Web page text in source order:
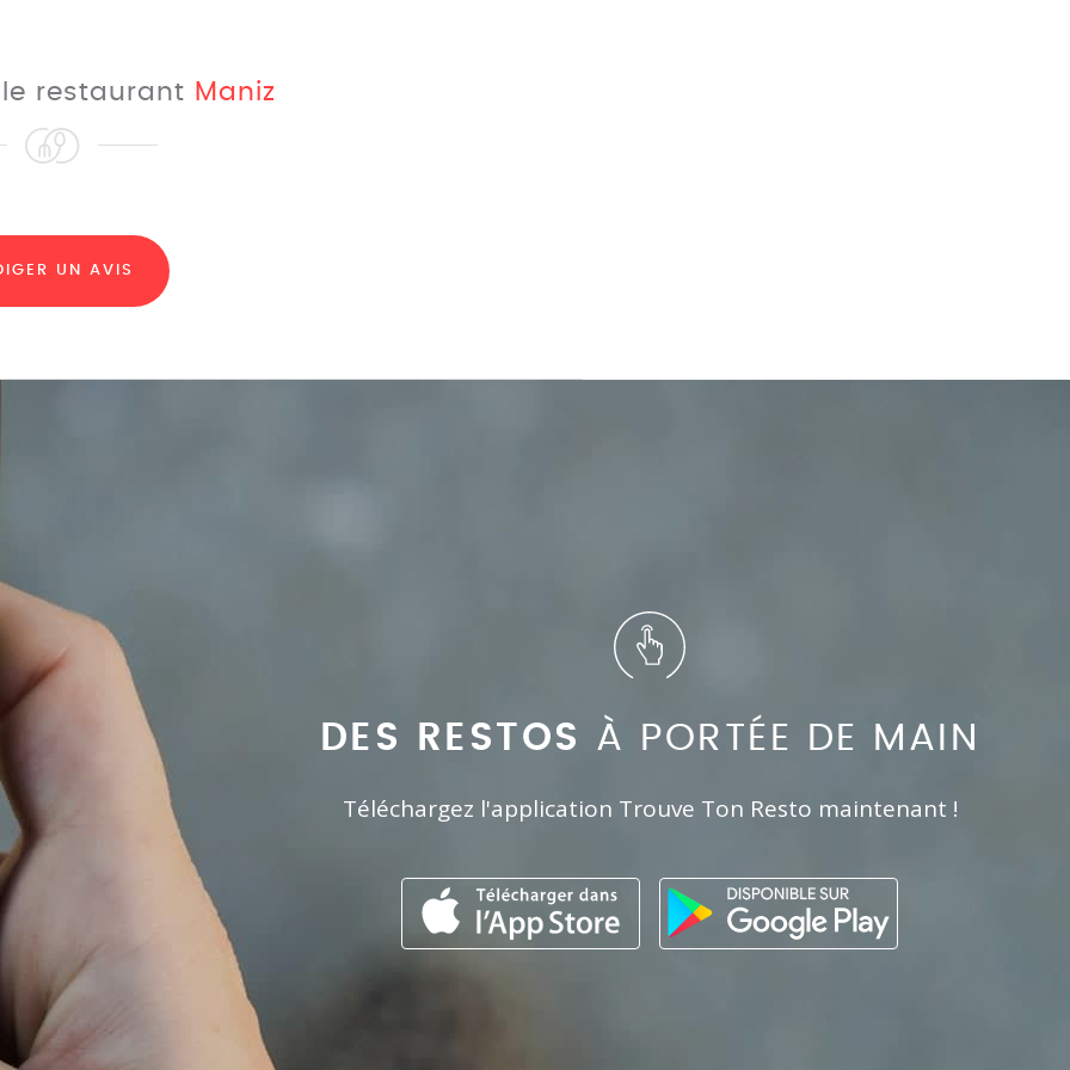
restaurant Maniz
UN AVIS
DES RESTOS À PORTÉE DE MAIN
Téléchargez l'application Trouve Ton Resto maintenant !